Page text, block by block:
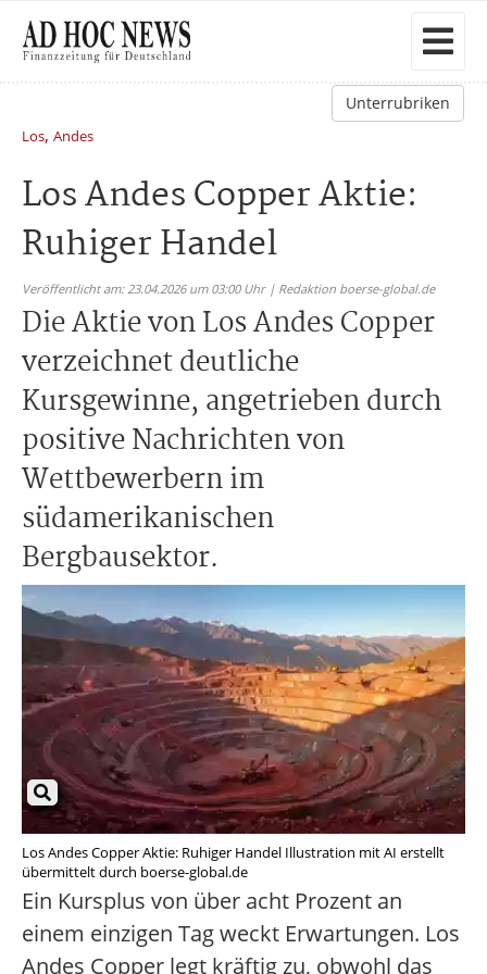
Unterrubriken
Los, Andes
Los Andes Copper Aktie:
Ruhiger Handel
Veröffentlicht am: 23.04.2026 um 03:00 Uhr | Redaktion boerse-global.de
Die Aktie von Los Andes Copper
verzeichnet deutliche
Kursgewinne, angetrieben durch
positive Nachrichten von
Wettbewerbern im
südamerikanischen
Bergbausektor.
Los Andes Copper Aktie: Ruhiger Handel Illustration mit AI erstellt
übermittelt durch boerse-global.de
Ein Kursplus von über acht Prozent an
einem einzigen Tag weckt Erwartungen. Los
Andes Copper legt kräftig zu, obwohl das